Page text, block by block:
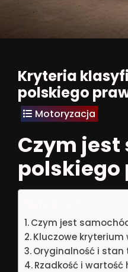
Kryteria
polskiego
Motoryzacja
Czym
polskiego
Czym jest
Kluczowe kryterium
Oryginalność i stan
Rzadkość i